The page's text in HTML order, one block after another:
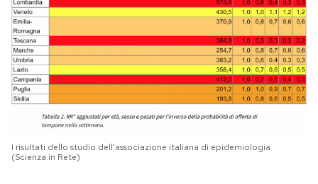
I risultati dello studio dell’associazione italiana di epidemiologia
(Scienza in Rete)